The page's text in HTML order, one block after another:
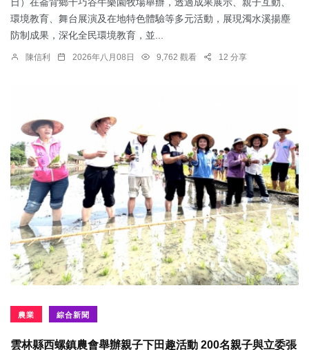
環境教育、舞台展演及在地特色體驗等多元活動，展現濁水溪揚塵
防制成果，深化全民環境教育，並...
陳信利 2026年八月08日 9,762 觀看 12 分享
農業 綜合新聞
雲林縣西螺鎮農會舉辦親子下田趣活動 200名親子與立委張